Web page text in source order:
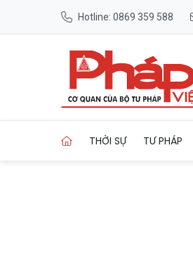
Hotline: 0869 359 588
THỜI SỰ TƯ PHÁP